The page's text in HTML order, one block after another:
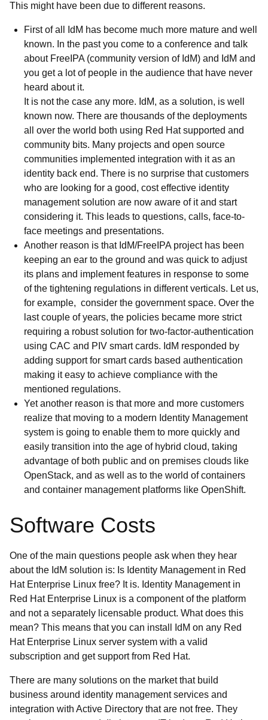
This might have been due to different reasons.
First of all IdM has become much more mature and well
known. In the past you come to a conference and talk
about FreeIPA (community version of IdM) and IdM and
you get a lot of people in the audience that have never
heard about it.
It is not the case any more. IdM, as a solution, is well
known now. There are thousands of the deployments
all over the world both using Red Hat supported and
community bits. Many projects and open source
communities implemented integration with it as an
identity back end. There is no surprise that customers
who are looking for a good, cost effective identity
management solution are now aware of it and start
considering it. This leads to questions, calls, face-to-
face meetings and presentations.
Another reason is that IdM/FreeIPA project has been
keeping an ear to the ground and was quick to adjust
its plans and implement features in response to some
of the tightening regulations in different verticals. Let us,
for example, consider the government space. Over the
last couple of years, the policies became more strict
requiring a robust solution for two-factor-authentication
using CAC and PIV smart cards. IdM responded by
adding support for smart cards based authentication
making it easy to achieve compliance with the
mentioned regulations.
Yet another reason is that more and more customers
realize that moving to a modern Identity Management
system is going to enable them to more quickly and
easily transition into the age of hybrid cloud, taking
advantage of both public and on premises clouds like
OpenStack, and as well as to the world of containers
and container management platforms like OpenShift.
Software Costs
One of the main questions people ask when they hear
about the IdM solution is: Is Identity Management in Red
Hat Enterprise Linux free? It is. Identity Management in
Red Hat Enterprise Linux is a component of the platform
and not a separately licensable product. What does this
mean? This means that you can install IdM on any Red
Hat Enterprise Linux server system with a valid
subscription and get support from Red Hat.
There are many solutions on the market that build
business around identity management services and
integration with Active Directory that are not free. They